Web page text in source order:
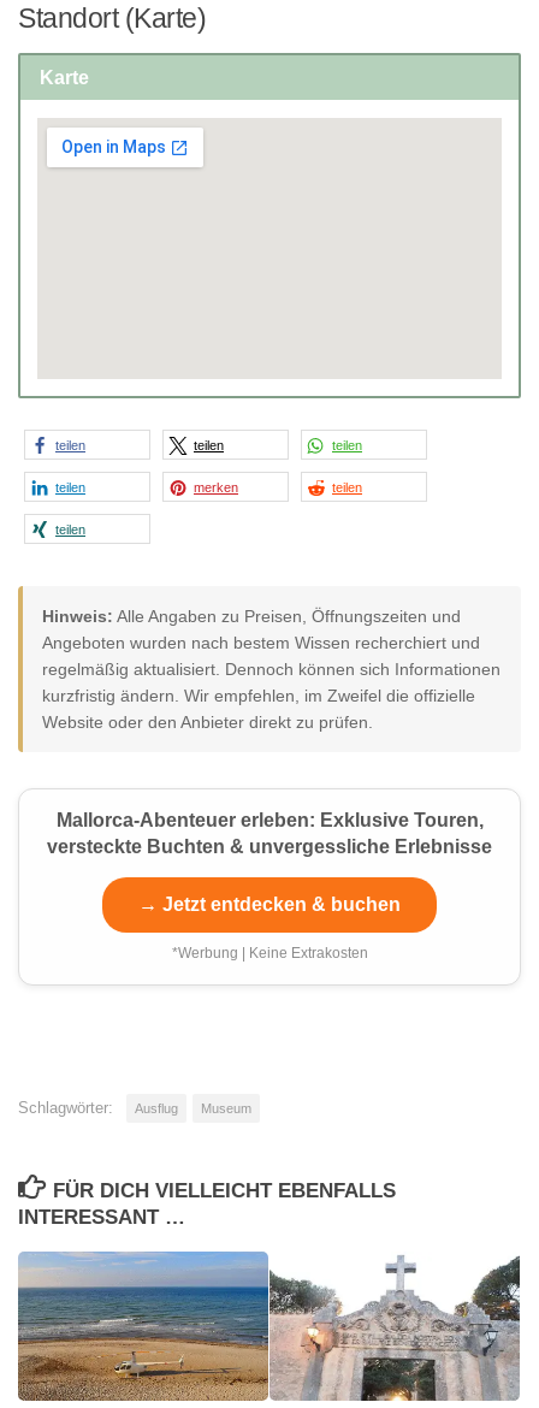
Standort (Karte)
Karte
teilen teilen teilen
teilen merken teilen
teilen
Hinweis: Alle Angaben zu Preisen, Öffnungszeiten und
Angeboten wurden nach bestem Wissen recherchiert und
regelmäßig aktualisiert. Dennoch können sich Informationen
kurzfristig ändern. Wir empfehlen, im Zweifel die offizielle
Website oder den Anbieter direkt zu prüfen.
Mallorca-Abenteuer erleben: Exklusive Touren,
versteckte Buchten & unvergessliche Erlebnisse
→ Jetzt entdecken & buchen
*Werbung | Keine Extrakosten
Schlagwörter: Ausflug Museum
FÜR DICH VIELLEICHT EBENFALLS
INTERESSANT …